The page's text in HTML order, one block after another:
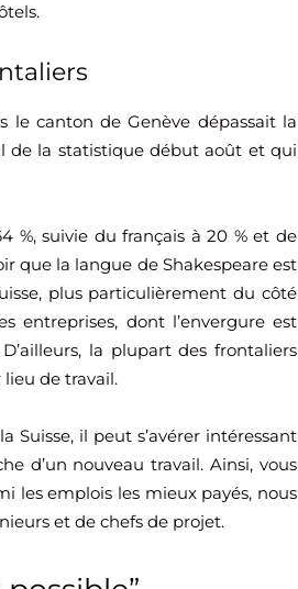
le canton de Genève dépassait la
de la statistique début août et qui
%, suivie du français à 20 % et de
que la langue de Shakespeare est
plus particulièrement du côté
entreprises, dont l’envergure est
la plupart des frontaliers
de travail.
il peut s’avérer intéressant
d’un nouveau travail. Ainsi, vous
les emplois les mieux payés, nous
et de chefs de projet.